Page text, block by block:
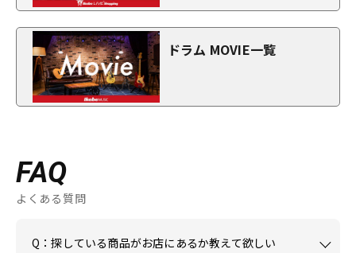
ドラム MOVIE一覧
FAQ
よくある質問
Q：探している商品がお店にあるか教えて欲しい